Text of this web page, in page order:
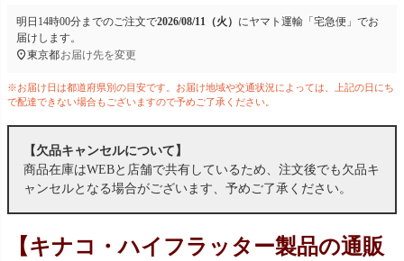
明日 14時00分までのご注文で2026/08/11（火） にヤマト運輸「宅急便」 でお
届けします。
東京都お届け先を変更
※お届け日は都道府県別の目安です。お届け地域や交通状況によっては、上記の日にち
で配達できない場合もございますので予めご了承ください。
【欠品キャンセルについて】
商品在庫はWEBと店舗で共有しているため、注文後でも欠品キ
ャンセルとなる場合がございます、予めご了承ください。
【キナコ・ハイフラッター製品の通販